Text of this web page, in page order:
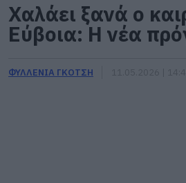
Χαλάει ξανά ο
Εύβοια: Η νέα
ΦΥΛΛΕΝΙΑ ΓΚΟΤΣΗ